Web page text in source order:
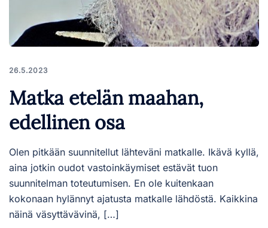
26.5.2023
Matka etelän maahan,
edellinen osa
Olen pitkään suunnitellut lähteväni matkalle. Ikävä kyllä,
aina jotkin oudot vastoinkäymiset estävät tuon
suunnitelman toteutumisen. En ole kuitenkaan
kokonaan hylännyt ajatusta matkalle lähdöstä. Kaikkina
näinä väsyttävävinä, […]